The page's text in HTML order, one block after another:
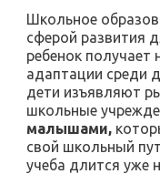
Школьное
сферой развития
ребенок получает
адаптации среди
дети изъявляют
школьные
малышами,
свой школьный
учеба длится уже